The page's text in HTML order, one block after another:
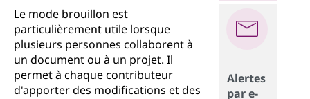
Le mode brouillon est
particulièrement utile lorsque
plusieurs personnes collaborent à
un document ou à un projet. Il
permet à chaque contributeur
d'apporter des modifications et des
Alertes
par e-